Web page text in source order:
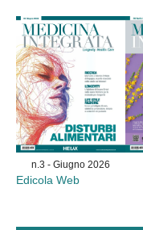
n.3 - Giugno 2026
Edicola Web